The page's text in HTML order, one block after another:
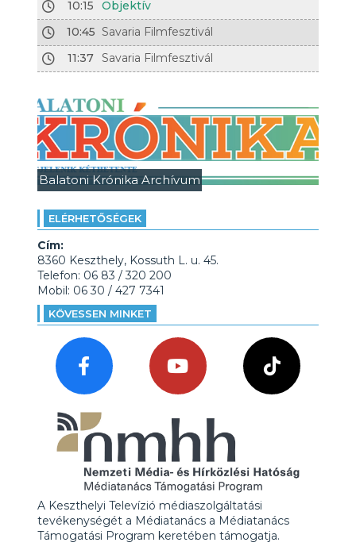
10:15
Objektív
10:45 Savaria Filmfesztivál
11:37 Savaria Filmfesztivál
Balatoni Krónika Archívum
ELÉRHETŐSÉGEK
Cím:
8360 Keszthely, Kossuth L. u. 45.
Telefon: 06 83 / 320 200
Mobil: 06 30 / 427 7341
KÖVESSEN MINKET
A Keszthelyi Televízió médiaszolgáltatási
tevékenységét a Médiatanács a Médiatanács
Támogatási Program keretében támogatja.